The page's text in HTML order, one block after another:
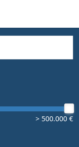
> 500.000 €